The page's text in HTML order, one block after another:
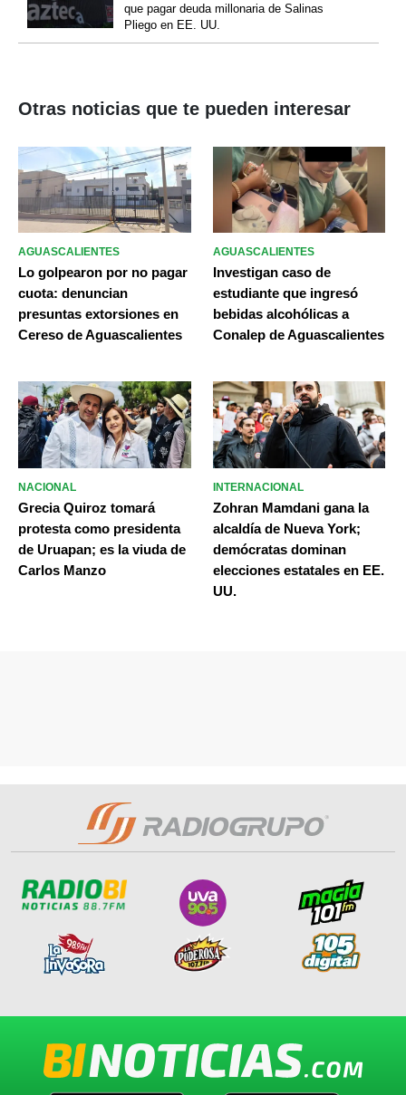
que pagar deuda millonaria de Salinas
Pliego en EE. UU.
Otras noticias que te pueden interesar
AGUASCALIENTES
Lo golpearon por no pagar
cuota: denuncian
presuntas extorsiones en
Cereso de Aguascalientes
AGUASCALIENTES
Investigan caso de
estudiante que ingresó
bebidas alcohólicas a
Conalep de Aguascalientes
NACIONAL
Grecia Quiroz tomará
protesta como presidenta
de Uruapan; es la viuda de
Carlos Manzo
INTERNACIONAL
Zohran Mamdani gana la
alcaldía de Nueva York;
demócratas dominan
elecciones estatales en EE.
UU.